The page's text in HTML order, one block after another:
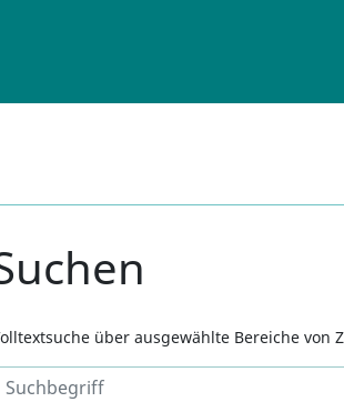
über ausgewählte Bereiche von